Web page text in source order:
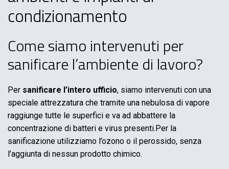
condizionamento
Come siamo intervenuti per
sanificare l’ambiente di lavoro?
Per sanificare l’intero ufficio, siamo intervenuti con una
speciale attrezzatura che tramite una nebulosa di vapore
raggiunge tutte le superfici e va ad abbattere la
concentrazione di batteri e virus presenti.Per la
sanificazione utilizziamo l’ozono o il perossido, senza
l’aggiunta di nessun prodotto chimico.